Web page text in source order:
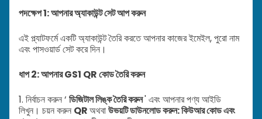
পদক্ষেপ 1: আপনার অ্যাকাউন্ট সেট আপ করুন
এই প্ল্যাটফর্মে একটি অ্যাকাউন্ট তৈরি করতে আপনার কাজের ইমেইল, পুরো নাম
এবং পাসওয়ার্ড সেট করে দিন।
ধাপ 2: আপনার GS1 QR কোড তৈরি করুন
1. নির্বাচন করুন ‘ ডিজিটাল লিঙ্ক তৈরি করুন' এবং আপনার পণ্য আইডি
লিখুন। চয়ন করুন QRঅথবাউভয়টি ডাউনলোড করুন: কিউআর কোড এবং